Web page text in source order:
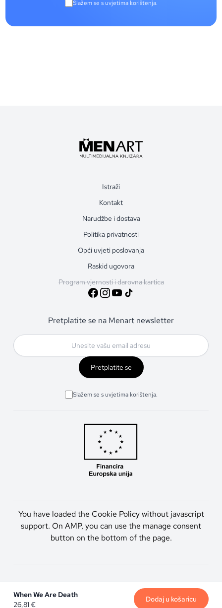
Slažem se s uvjetima korištenja.
When We Are Death
26,81€
Dodaj u košaricu
Istraži
Kontakt
Narudžbe i dostava
Politika privatnosti
Opći uvjeti poslovanja
Raskid ugovora
Program vjernosti i darovna kartica
Pretplatite se na Menart newsletter
Pretplatite se
Slažem se s uvjetima korištenja.
You have loaded the Cookie Policy without javascript
support. On AMP, you can use the manage consent
button on the bottom of the page.
Artmen d.o.o. © 2026. Sva prava pridržana.